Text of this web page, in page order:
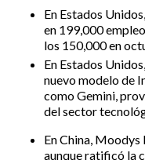
En Estados
en 199,000
los 150,000 en
En Estados
nuevo modelo de
como Gemini,
del sector
En China,
aunque ratificó la